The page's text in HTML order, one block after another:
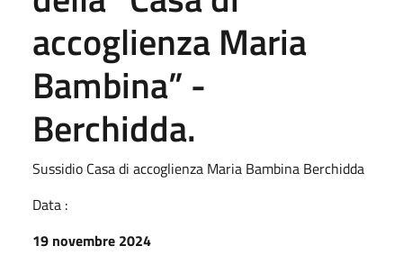
accoglienza Maria
Bambina” -
Berchidda.
Sussidio Casa di accoglienza Maria Bambina Berchidda
Data :
19 novembre 2024